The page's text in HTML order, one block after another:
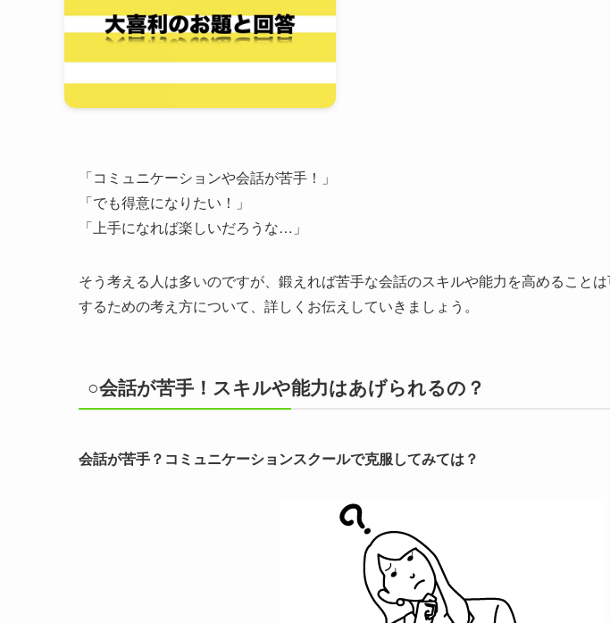
「コミュニケーションや会話が苦手！」
「でも得意になりたい！」
「上手になれば楽しいだろうな…」
そう考える人は多いのですが、鍛えれば苦手な会話のスキルや能力を高めること
するための考え方について、詳しくお伝えしていきましょう。
○会話が苦手！スキルや能力はあげられるの？
会話が苦手？コミュニケーションスクールで克服してみては？